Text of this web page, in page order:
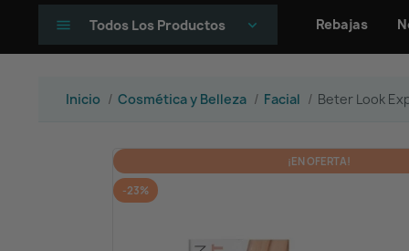
menu Todos Los Productos keyboard_arrow_down Rebajas
Inicio Cosmética y Belleza Facial Beter Look
¡EN OFERTA!
-23%